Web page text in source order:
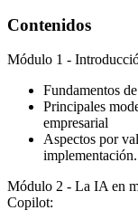
Contenidos
Módulo 1 -
Fundamentos
Principales
empresarial
Aspectos por
implementación.
Módulo 2 - La IA en
Copilot: